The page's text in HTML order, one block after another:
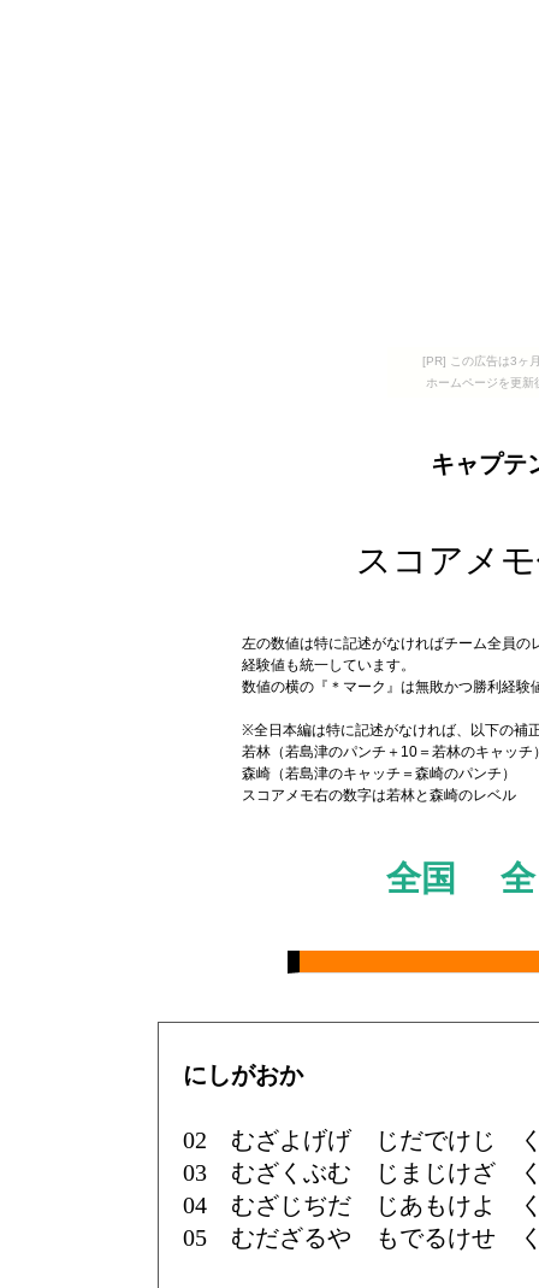
[PR] この広告は3ヶ
ホームページを更
キャプ
スコアメ
左の数値は特に記述がなければチーム全員の
経験値も統一しています。
数値の横の『＊マーク』は無敗かつ勝利経験
※全日本編は特に記述がなければ、以下の補
若林（若島津のパンチ＋10＝若林のキャッチ
森崎（若島津のキャッチ＝森崎のパンチ）
スコアメモ右の数字は若林と森崎のレベル
全国
にしがおか
02 むざよげげ じだでけじ
03 むざくぶむ じまじけざ
04 むざじぢだ じあもけよ
05 むだざるや もでるけせ